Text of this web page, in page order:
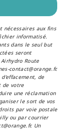
nécessaires aux fins
informatisé.
dans le seul but
seront
Route
contact@orange.fr.
de
de votre
une réclamation
le sort de vos
par voie postale
ou par courrier
Un